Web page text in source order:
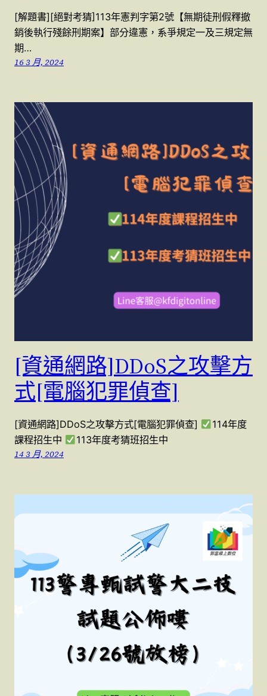
[解題書][絕對考猜]113年憲判字第2號【無期徒刑假釋撤
銷後執行殘餘刑期案】部分違憲，系爭規定一及三規定無
期…
16 3 月, 2024
[資通網路]DDoS之攻擊方
式[電腦犯罪偵查]
[資通網路]DDoS之攻擊方式[電腦犯罪偵查]
114年度
課程招生中
113年度考猜班招生中
14 3 月, 2024